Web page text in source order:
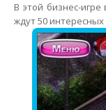
В этой бизнес-
ждут 50